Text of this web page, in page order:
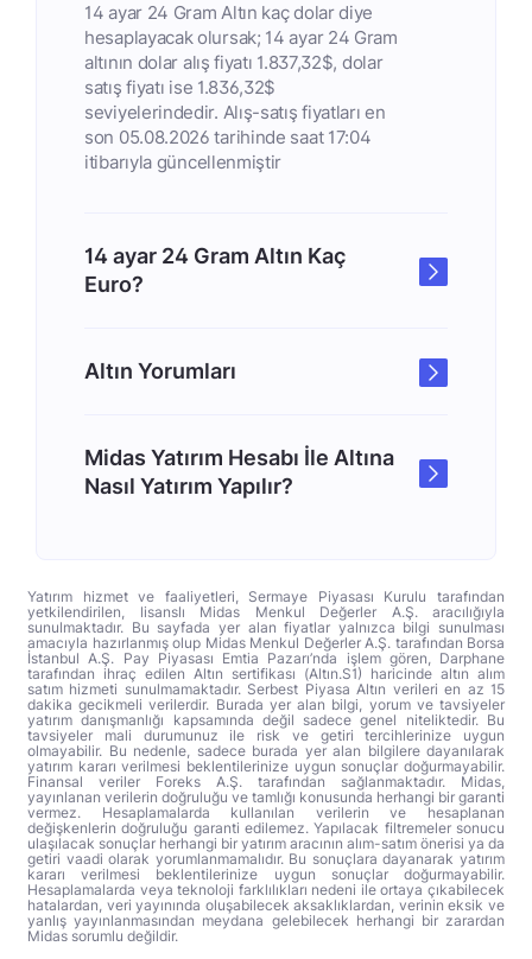
14 ayar 24 Gram Altın kaç dolar diye
hesaplayacak olursak; 14 ayar 24 Gram
altının dolar alış fiyatı 1.837,32$, dolar
satış fiyatı ise 1.836,32$
seviyelerindedir. Alış-satış fiyatları en
son 05.08.2026 tarihinde saat 17:04
itibarıyla güncellenmiştir
14 ayar 24 Gram Altın Kaç
Euro?
Altın Yorumları
Midas Yatırım Hesabı İle Altına
Nasıl Yatırım Yapılır?
Yatırım hizmet ve faaliyetleri, Sermaye Piyasası Kurulu tarafından
yetkilendirilen, lisanslı Midas Menkul Değerler A.Ş. aracılığıyla
sunulmaktadır. Bu sayfada yer alan fiyatlar yalnızca bilgi sunulması
amacıyla hazırlanmış olup Midas Menkul Değerler A.Ş. tarafından Borsa
İstanbul A.Ş. Pay Piyasası Emtia Pazarı’nda işlem gören, Darphane
tarafından ihraç edilen Altın sertifikası (Altın.S1) haricinde altın alım
satım hizmeti sunulmamaktadır. Serbest Piyasa Altın verileri en az 15
dakika gecikmeli verilerdir. Burada yer alan bilgi, yorum ve tavsiyeler
yatırım danışmanlığı kapsamında değil sadece genel niteliktedir. Bu
tavsiyeler mali durumunuz ile risk ve getiri tercihlerinize uygun
olmayabilir. Bu nedenle, sadece burada yer alan bilgilere dayanılarak
yatırım kararı verilmesi beklentilerinize uygun sonuçlar doğurmayabilir.
Finansal veriler Foreks A.Ş. tarafından sağlanmaktadır. Midas,
yayınlanan verilerin doğruluğu ve tamlığı konusunda herhangi bir garanti
vermez. Hesaplamalarda kullanılan verilerin ve hesaplanan
değişkenlerin doğruluğu garanti edilemez. Yapılacak filtremeler sonucu
ulaşılacak sonuçlar herhangi bir yatırım aracının alım-satım önerisi ya da
getiri vaadi olarak yorumlanmamalıdır. Bu sonuçlara dayanarak yatırım
kararı verilmesi beklentilerinize uygun sonuçlar doğurmayabilir.
Hesaplamalarda veya teknoloji farklılıkları nedeni ile ortaya çıkabilecek
hatalardan, veri yayınında oluşabilecek aksaklıklardan, verinin eksik ve
yanlış yayınlanmasından meydana gelebilecek herhangi bir zarardan
Midas sorumlu değildir.